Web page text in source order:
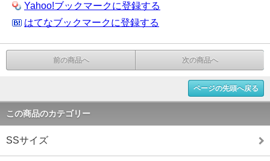
Yahoo!ブックマークに登録する
はてなブックマークに登録する
前の商品へ 次の商品へ
ページの先頭へ戻る
この商品のカテゴリー
SSサイズ